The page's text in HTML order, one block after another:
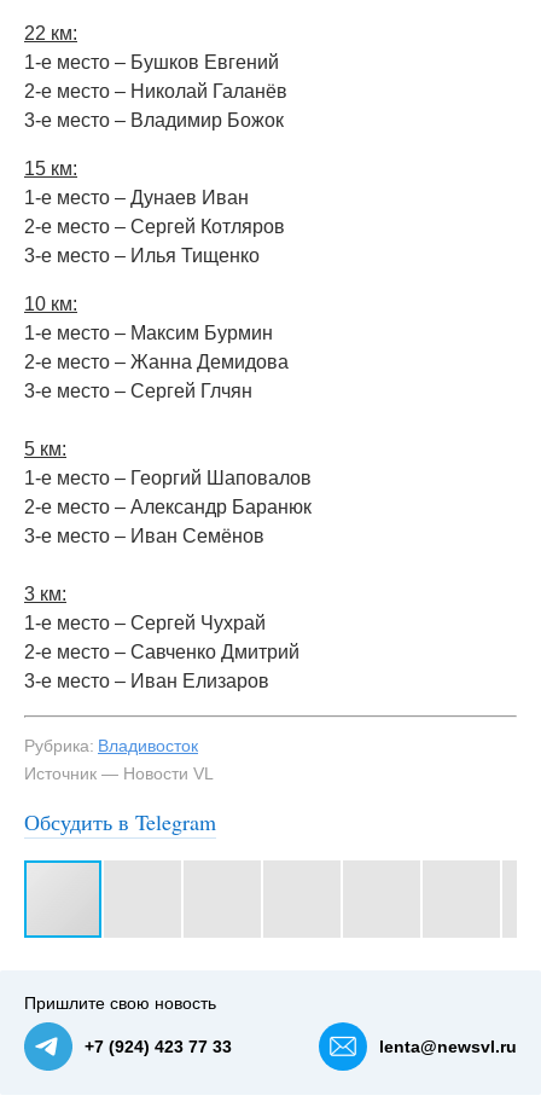
22 км:
1-е место – Бушков Евгений
2-е место – Николай Галанёв
3-е место – Владимир Божок
15 км:
1-е место – Дунаев Иван
2-е место – Сергей Котляров
3-е место – Илья Тищенко
10 км:
1-е место – Максим Бурмин
2-е место – Жанна Демидова
3-е место – Сергей Глчян
5 км:
1-е место – Георгий Шаповалов
2-е место – Александр Баранюк
3-е место – Иван Семёнов
3 км:
1-е место – Сергей Чухрай
2-е место – Савченко Дмитрий
3-е место – Иван Елизаров
Рубрика: Владивосток
Источник — Новости VL
Обсудить в Telegram
Пришлите свою новость
+7 (924) 423 77 33 lenta@newsvl.ru